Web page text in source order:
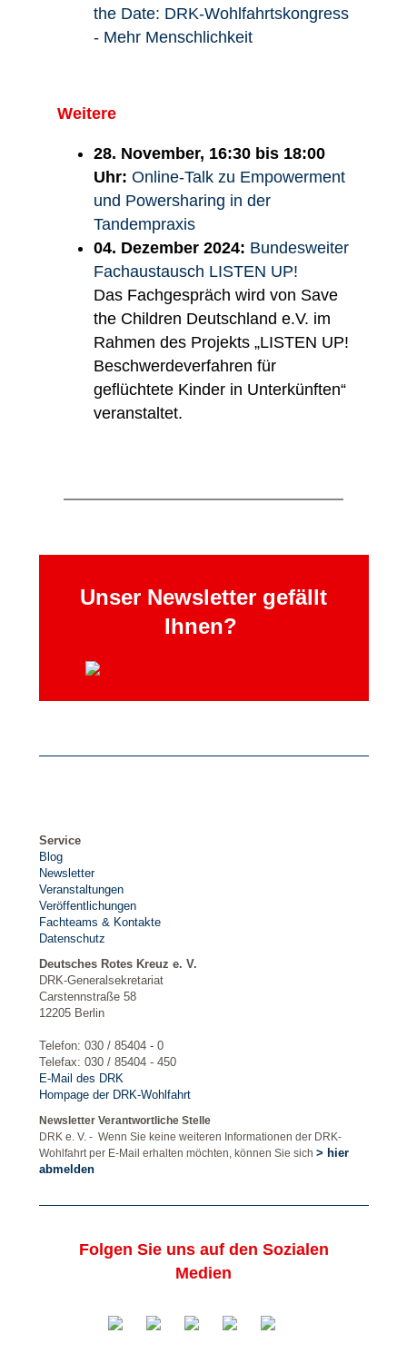
the Date: DRK-Wohlfahrtskongress
- Mehr Menschlichkeit
Weitere
28. November, 16:30 bis 18:00
Uhr: Online-Talk zu Empowerment
und Powersharing in der
Tandempraxis
04. Dezember 2024: Bundesweiter
Fachaustausch LISTEN UP!
Das Fachgespräch wird von Save
the Children Deutschland e.V. im
Rahmen des Projekts „LISTEN UP!
Beschwerdeverfahren für
geflüchtete Kinder in Unterkünften“
veranstaltet.
Unser Newsletter gefällt
Ihnen?
Service
Blog
Newsletter
Veranstaltungen
Veröffentlichungen
Fachteams & Kontakte
Datenschutz
Deutsches Rotes Kreuz e. V.
DRK-Generalsekretariat
Carstennstraße 58
12205 Berlin
Telefon: 030 / 85404 - 0
Telefax: 030 / 85404 - 450
E-Mail des DRK
Hompage der DRK-Wohlfahrt
Newsletter Verantwortliche Stelle
DRK e. V. - Wenn Sie keine weiteren Informationen der DRK-
Wohlfahrt per E-Mail erhalten möchten, können Sie sich > hier
abmelden
Folgen Sie uns auf den Sozialen
Medien